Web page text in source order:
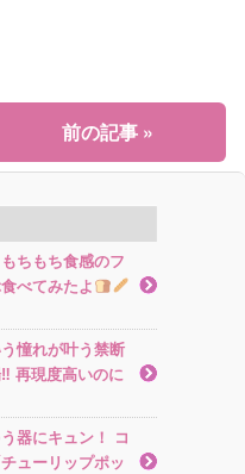
前の記事 »
ちもち食感のフ
べてみたよ
憧れが叶う禁断
再現度高いのに
器にキュン！ コ
ューリップポッ